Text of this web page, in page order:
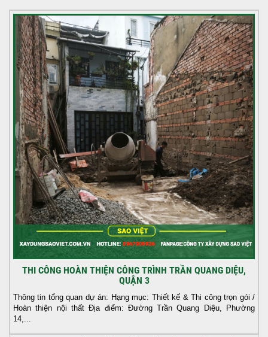
THI CÔNG HOÀN THIỆN CÔNG TRÌNH TRẦN QUANG DIỆU,
QUẬN 3
Thông tin tổng quan dự án: Hạng mục: Thiết kế & Thi công trọn gói /
Hoàn thiện nội thất Địa điểm: Đường Trần Quang Diệu, Phường
14,...